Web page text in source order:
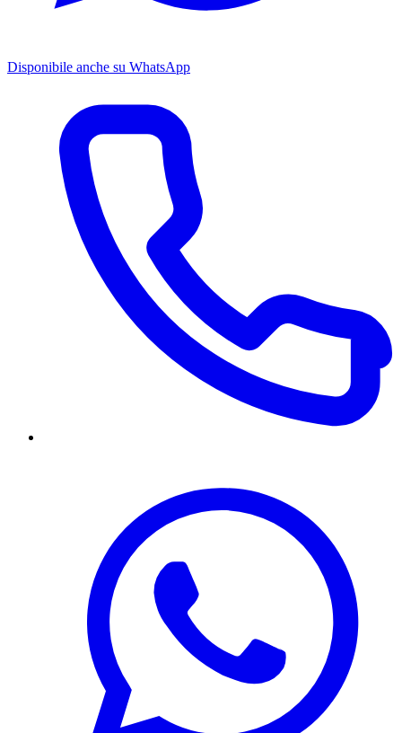
Disponibile anche su WhatsApp